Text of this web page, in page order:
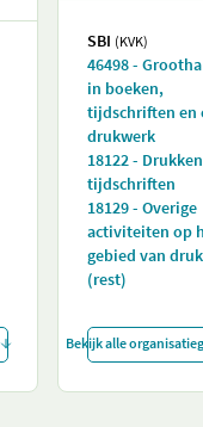
SBI (KVK)
46498 -
in boeken,
tijdschriften en
drukwerk
18122 -
tijdschriften
18129 - Overige
activiteiten op
gebied van
(rest)
Bekijk alle